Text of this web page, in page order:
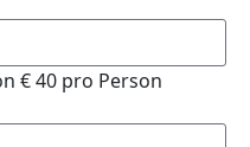
€ 40 pro Person